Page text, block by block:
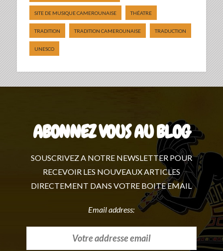
SITE DE MUSIQUE CAMEROUNAISE THÉATRE
TRADITION TRADITION CAMEROUNAISE TRADUCTION
UNESCO
ABONNEZ VOUS AU BLOG
SOUSCRIVEZ A NOTRE NEWSLETTER POUR
RECEVOIR LES NOUVEAUX ARTICLES
DIRECTEMENT DANS VOTRE BOITE EMAIL
Email address: